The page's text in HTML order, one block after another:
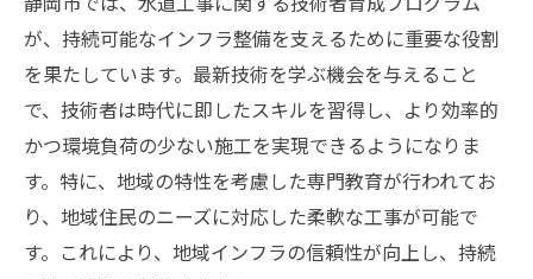
が、持続可能なインフラ整備を支えるために重要な役割
を果たしています。最新技術を学ぶ機会を与えること
で、技術者は時代に即したスキルを習得し、より効率的
かつ環境負荷の少ない施工を実現できるようになりま
す。特に、地域の特性を考慮した専門教育が行われてお
り、地域住民のニーズに対応した柔軟な工事が可能で
す。これにより、地域インフラの信頼性が向上し、持続